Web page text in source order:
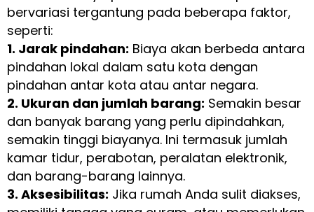
bervariasi tergantung pada beberapa faktor,
seperti:
1. Jarak pindahan: Biaya akan berbeda antara
pindahan lokal dalam satu kota dengan
pindahan antar kota atau antar negara.
2. Ukuran dan jumlah barang: Semakin besar
dan banyak barang yang perlu dipindahkan,
semakin tinggi biayanya. Ini termasuk jumlah
kamar tidur, perabotan, peralatan elektronik,
dan barang-barang lainnya.
3. Aksesibilitas: Jika rumah Anda sulit diakses,